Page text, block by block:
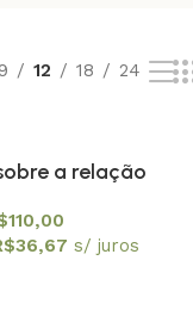
9 12 18 24
a relação
Latina
110,00
36,67 s/ juros